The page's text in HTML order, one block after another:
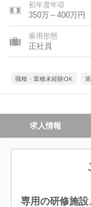
初年度年収
350万～400万円
雇用形態
正社員
職種・業種未経験OK
求人情報
専用の研修施